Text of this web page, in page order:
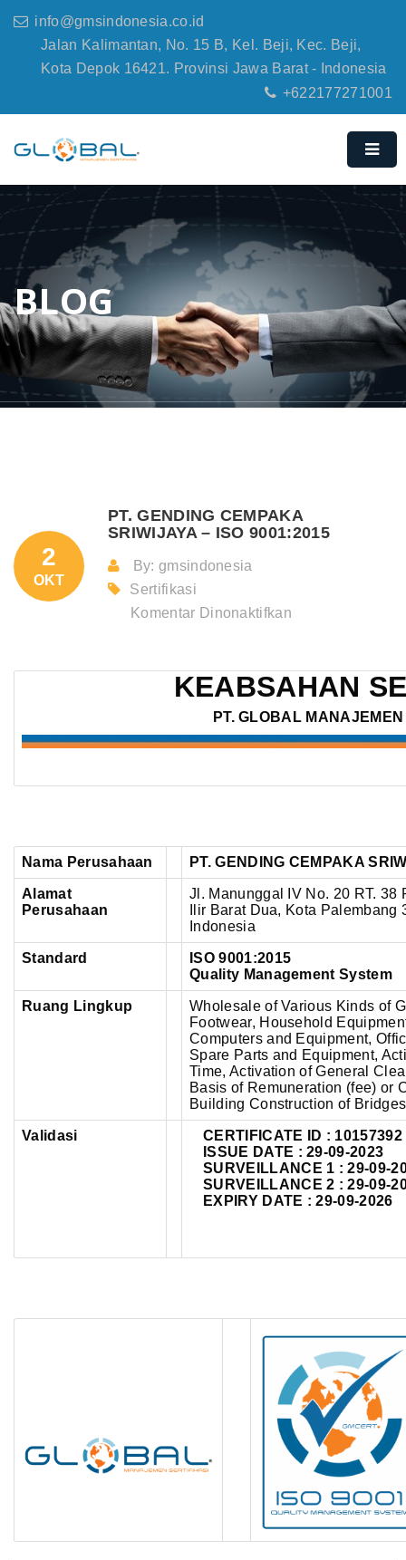
info@gmsindonesia.co.id
Jalan Kalimantan, No. 15 B, Kel. Beji, Kec. Beji,
Kota Depok 16421. Provinsi Jawa Barat - Indonesia
+622177271001
BLOG
2
OKT
PT. GENDING CEMPAKA
SRIWIJAYA – ISO 9001:2015
By: gmsindonesia
Sertifikasi
Komentar Dinonaktifkan
CEMPAKA
ISO
KEABSAHAN
PT. GLOBAL
Nama Perusahaan PT. GENDING CEMPAKA
Alamat
Perusahaan
Jl. Manunggal IV No. 20 RT. 38
Ilir Barat Dua, Kota Palembang
Indonesia
Standard
ISO 9001:2015
Quality Management System
Ruang Lingkup
Wholesale of Various Kinds of
Footwear, Household
Computers and Equipment,
Spare Parts and Equipment,
Time, Activation of General
Basis of Remuneration (fee) or
Building Construction of
Validasi
CERTIFICATE ID : 10157392
ISSUE DATE : 29-09-2023
SURVEILLANCE 1 : 29-09-
SURVEILLANCE 2 : 29-09-
EXPIRY DATE : 29-09-2026